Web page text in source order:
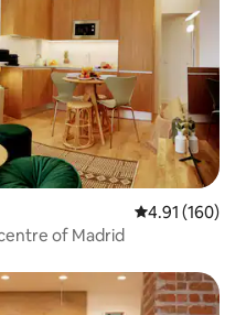
4.91 out of 5
4.91 (160)
of Madrid